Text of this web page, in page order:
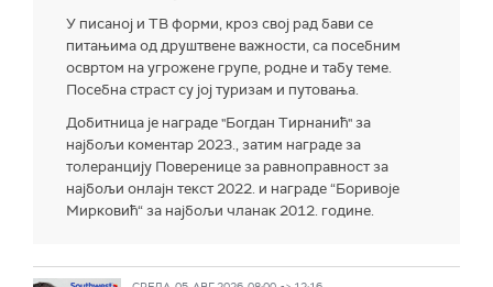
У писаној и ТВ форми, кроз свој рад бави се
питањима од друштвене важности, са посебним
освртом на угрожене групе, родне и табу теме.
Посебна страст су јој туризам и путовања.
Добитница је награде "Богдан Тирнанић" за
најбољи коментар 2023., затим награде за
толеранцију Поверенице за равноправност за
најбољи онлајн текст 2022. и награде “Боривоје
Мирковић“ за најбољи чланак 2012. године.